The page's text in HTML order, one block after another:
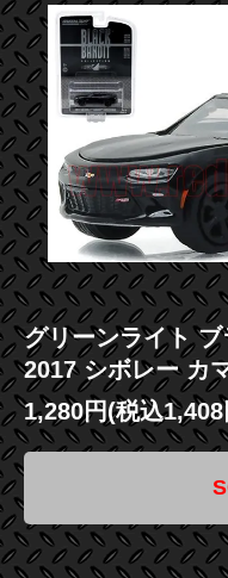
グリーンライト
2017 シボレー カ
1,280円(税込